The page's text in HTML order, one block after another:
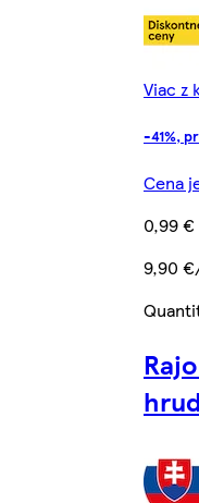
Viac z
-41%,
Cena
0,99 €
9,90